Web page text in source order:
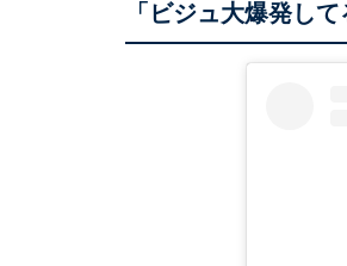
「ビジュ大爆発して